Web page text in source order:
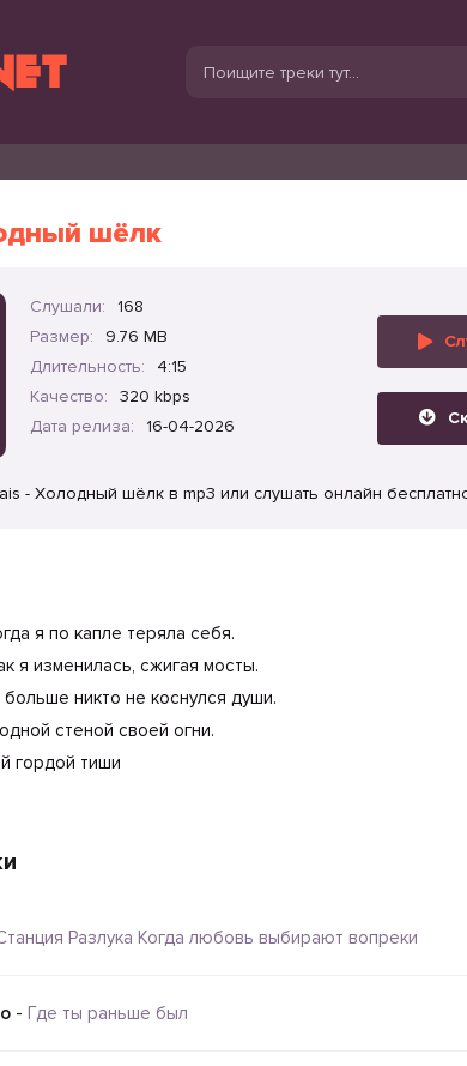
шёлк
Слушали:
168
Размер:
9.76 MB
Длительность:
4:15
Качество:
320 kbps
Дата релиза:
16-04-2026
- Холодный шёлк в mp3 или слушать онлайн
я по капле теряла себя.
я изменилась, сжигая мосты.
никто не коснулся души.
стеной своей огни.
гордой тиши
Разлука Когда любовь выбирают вопреки
- Где ты раньше был